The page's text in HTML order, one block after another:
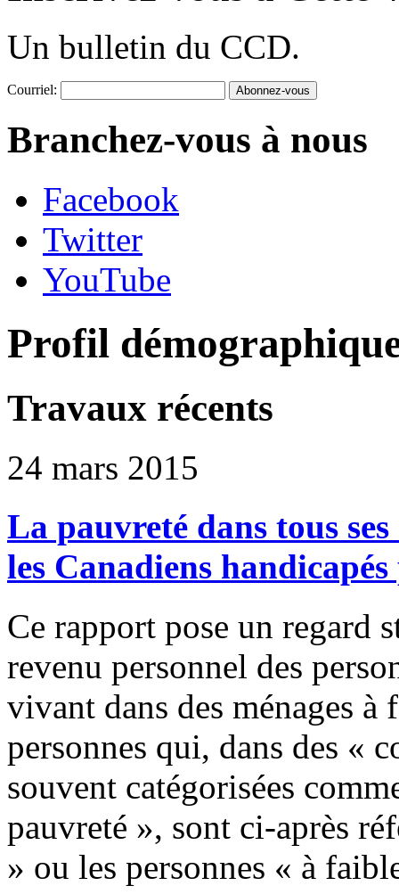
Un bulletin du CCD.
Courriel:
Branchez-vous à nous
Facebook
Twitter
YouTube
Profil
Travaux récents
24 mars 2015
La pauvreté dans tous
les Canadiens
Ce rapport pose un regard
revenu personnel des
vivant dans des ménages à
personnes qui, dans des «
souvent catégorisées
pauvreté », sont ci-après
» ou les personnes « à